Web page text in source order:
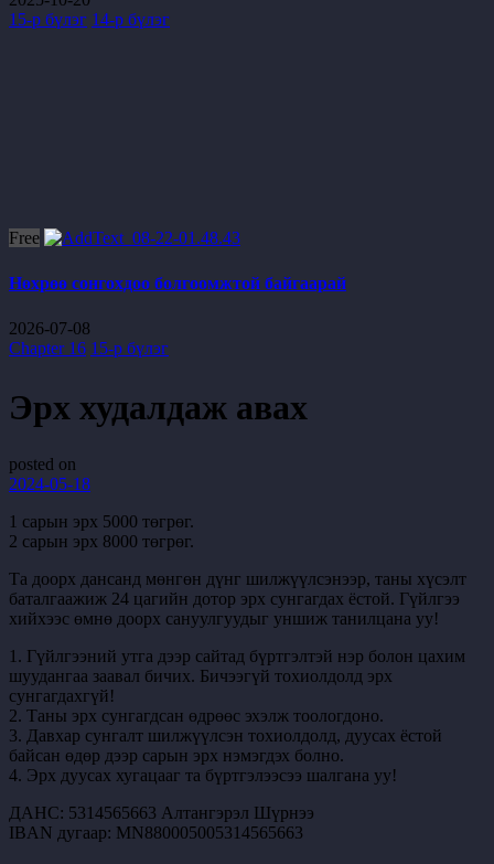
15-р бүлэг 14-р бүлэг
Free
Нөхрөө сонгохдоо болгоомжтой байгаарай
2026-07-08
Chapter 16 15-р бүлэг
Эрх худалдаж авах
posted on
2024-05-18
1 сарын эрх 5000 төгрөг.
2 сарын эрх 8000 төгрөг.
Та доорх дансанд мөнгөн дүнг шилжүүлсэнээр, таны хүсэлт
баталгаажиж 24 цагийн дотор эрх сунгагдах ёстой. Гүйлгээ
хийхээс өмнө доорх сануулгуудыг уншиж танилцана уу!
1. Гүйлгээний утга дээр сайтад бүртгэлтэй нэр болон цахим
шуудангаа заавал бичих. Бичээгүй тохиолдолд эрх
сунгагдахгүй!
2. Таны эрх сунгагдсан өдрөөс эхэлж тоологдоно.
3. Давхар сунгалт шилжүүлсэн тохиолдолд, дуусах ёстой
байсан өдөр дээр сарын эрх нэмэгдэх болно.
4. Эрх дуусах хугацааг та бүртгэлээсээ шалгана уу!
ДАНС: 5314565663 Алтангэрэл Шүрнээ
IBAN дугаар: MN880005005314565663